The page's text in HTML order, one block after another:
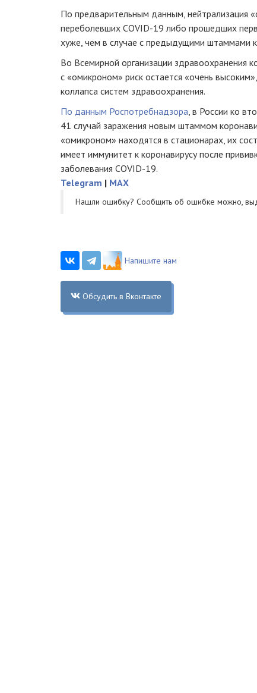
По предварительным данным, нейтрализация
переболевших COVID-19 либо прошедших
хуже, чем в случае с предыдущими штаммами
Во Всемирной организации здравоохранения
с «омикроном» риск остается «очень
коллапса систем здравоохранения.
По данным Роспотребнадзора , в России ко
41 случай заражения новым штаммом
«омикроном» находятся в стационарах, их
имеет иммунитет к коронавирусу после
заболевания COVID-19.
Telegram | MAX
Нашли ошибку? Cообщить об ошибке можно,
Напишите нам
Обсудить в Вконтакте